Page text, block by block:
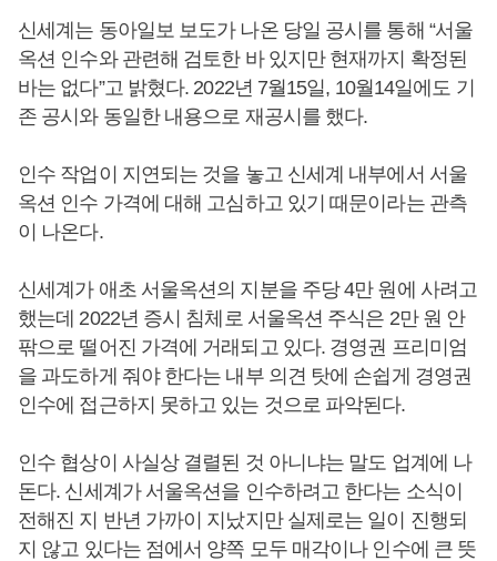
신세계는 동아일보 보도가 나온 당일 공시를 통해 “서울
옥션 인수와 관련해 검토한 바 있지만 현재까지 확정된
바는 없다”고 밝혔다. 2022년 7월15일, 10월14일에도 기
존 공시와 동일한 내용으로 재공시를 했다.
인수 작업이 지연되는 것을 놓고 신세계 내부에서 서울
옥션 인수 가격에 대해 고심하고 있기 때문이라는 관측
이 나온다.
신세계가 애초 서울옥션의 지분을 주당 4만 원에 사려고
했는데 2022년 증시 침체로 서울옥션 주식은 2만 원 안
팎으로 떨어진 가격에 거래되고 있다. 경영권 프리미엄
을 과도하게 줘야 한다는 내부 의견 탓에 손쉽게 경영권
인수에 접근하지 못하고 있는 것으로 파악된다.
인수 협상이 사실상 결렬된 것 아니냐는 말도 업계에 나
돈다. 신세계가 서울옥션을 인수하려고 한다는 소식이
전해진 지 반년 가까이 지났지만 실제로는 일이 진행되
지 않고 있다는 점에서 양쪽 모두 매각이나 인수에 큰 뜻